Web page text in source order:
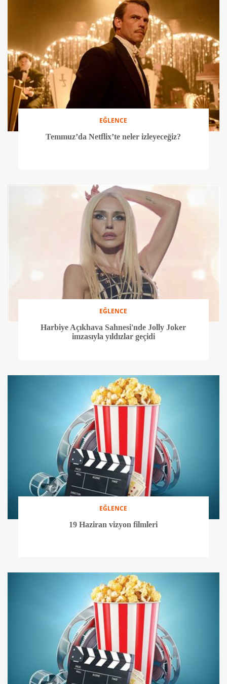
EĞLENCE
Temmuz’da Netflix’te neler izleyeceğiz?
EĞLENCE
Harbiye Açıkhava Sahnesi'nde Jolly Joker
imzasıyla yıldızlar geçidi
EĞLENCE
19 Haziran vizyon filmleri